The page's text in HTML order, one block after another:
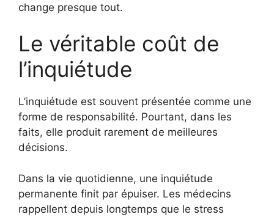
change presque tout.
Le véritable coût de
l’inquiétude
L’inquiétude est souvent présentée comme une
forme de responsabilité. Pourtant, dans les
faits, elle produit rarement de meilleures
décisions.
Dans la vie quotidienne, une inquiétude
permanente finit par épuiser. Les médecins
rappellent depuis longtemps que le stress